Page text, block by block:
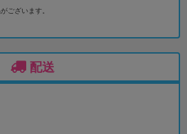
ございます。
配送